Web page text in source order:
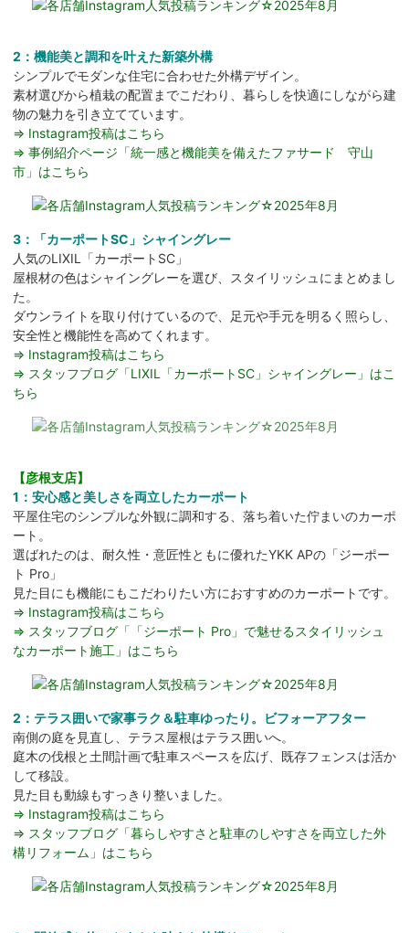
2：機能美と調和を叶えた新築外構
シンプルでモダンな住宅に合わせた外構デザイン。
素材選びから植栽の配置までこだわり、暮らしを快適にしながら建
物の魅力を引き立てています。
⇒ Instagram投稿はこちら
⇒ 事例紹介ページ「統一感と機能美を備えたファサード 守山
市」はこちら
3：「カーポートSC」シャイングレー
人気のLIXIL「カーポートSC」
屋根材の色はシャイングレーを選び、スタイリッシュにまとめまし
た。
ダウンライトを取り付けているので、足元や手元を明るく照らし、
安全性と機能性を高めてくれます。
⇒ Instagram投稿はこちら
⇒ スタッフブログ「LIXIL「カーポートSC」シャイングレー」はこ
ちら
【彦根支店】
1：安心感と美しさを両立したカーポート
平屋住宅のシンプルな外観に調和する、落ち着いた佇まいのカーポ
ート。
選ばれたのは、耐久性・意匠性ともに優れたYKK APの「ジーポー
ト Pro」
見た目にも機能にもこだわりたい方におすすめのカーポートです。
⇒ Instagram投稿はこちら
⇒ スタッフブログ「「ジーポート Pro」で魅せるスタイリッシュ
なカーポート施工」はこちら
2：テラス囲いで家事ラク＆駐車ゆったり。ビフォーアフター
南側の庭を見直し、テラス屋根はテラス囲いへ。
庭木の伐根と土間計画で駐車スペースを広げ、既存フェンスは活か
して移設。
見た目も動線もすっきり整いました。
⇒ Instagram投稿はこちら
⇒ スタッフブログ「暮らしやすさと駐車のしやすさを両立した外
構リフォーム」はこちら